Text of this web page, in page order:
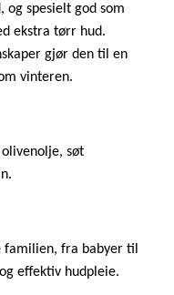
og spesielt god som
ekstra tørr hud.
gjør den til en
vinteren.
søt
familien, fra babyer til
effektiv hudpleie.